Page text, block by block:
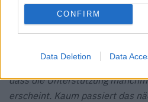
CONFIRM
Data Deletion Data
verändert?
Ja, zutiefst. Es gibt mehr
Auf der Welt passieren so
dass die Unterstützung
erscheint. Kaum passiert das